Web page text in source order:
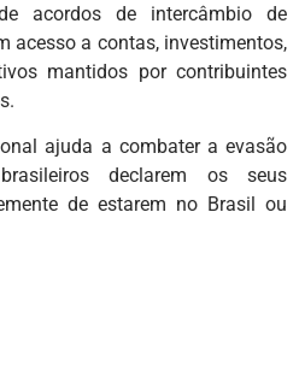
acordos de intercâmbio de
acesso a contas, investimentos,
mantidos por contribuintes
ajuda a combater a evasão
declarem os seus
de estarem no Brasil ou